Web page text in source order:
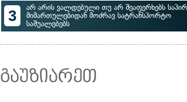
3
არ არის ვალდებული თუ არ შეაფერხებს
მიმართულებიდან მოძრავ სატრანსპორტო
საშუალებებს
გაუზიარეთ